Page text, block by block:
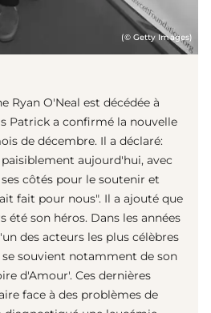
(© Getty Images)
Ryan O'Neal est décédée à
Patrick a confirmé la nouvelle
de décembre. Il a déclaré:
aujourd'hui, avec
côtés pour le soutenir et
fait pour nous". Il a ajouté que
été son héros. Dans les années
des acteurs les plus célèbres
souvient notamment de son
d'Amour'. Ces dernières
face à des problèmes de